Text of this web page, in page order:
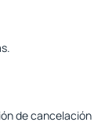
de cancelación